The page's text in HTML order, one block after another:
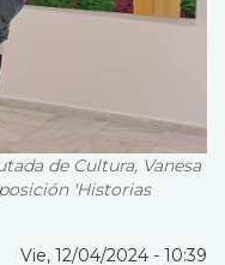
de Cultura, Vanesa
'Historias
Vie, 12/04/2024 - 10:39